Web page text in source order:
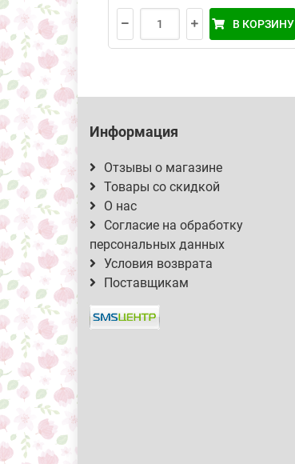
В КОРЗИНУ
Информация
Отзывы о магазине
Товары со скидкой
О нас
Согласие на обработку
персональных данных
Условия возврата
Поставщикам